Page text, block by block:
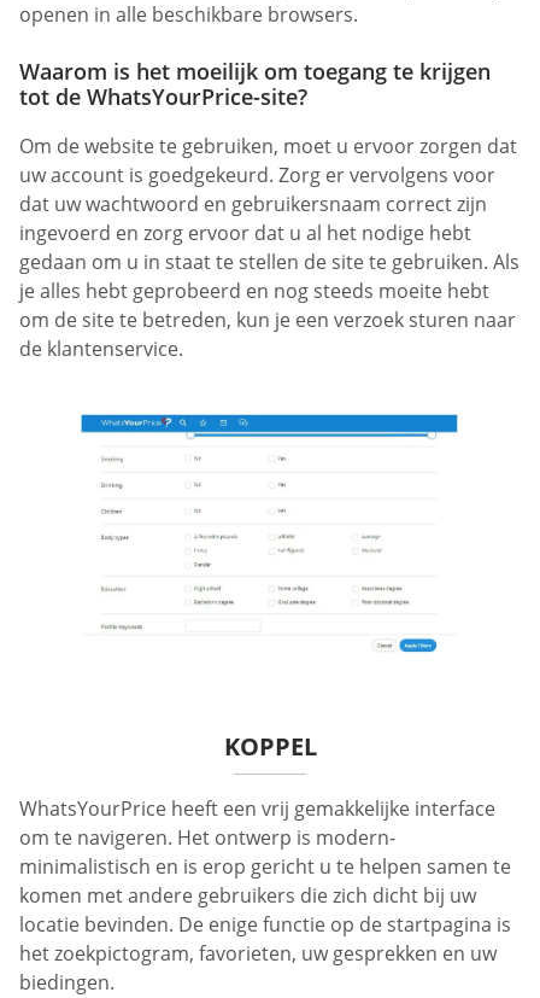
openen in alle beschikbare browsers.
Waarom is het moeilijk om toegang te krijgen
tot de WhatsYourPrice-site?
Om de website te gebruiken, moet u ervoor zorgen dat
uw account is goedgekeurd. Zorg er vervolgens voor
dat uw wachtwoord en gebruikersnaam correct zijn
ingevoerd en zorg ervoor dat u al het nodige hebt
gedaan om u in staat te stellen de site te gebruiken. Als
je alles hebt geprobeerd en nog steeds moeite hebt
om de site te betreden, kun je een verzoek sturen naar
de klantenservice.
KOPPEL
WhatsYourPrice heeft een vrij gemakkelijke interface
om te navigeren. Het ontwerp is modern-
minimalistisch en is erop gericht u te helpen samen te
komen met andere gebruikers die zich dicht bij uw
locatie bevinden. De enige functie op de startpagina is
het zoekpictogram, favorieten, uw gesprekken en uw
biedingen.